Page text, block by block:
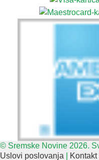
© Sremske Novine 2026.
Uslovi poslovanja
Kontakt